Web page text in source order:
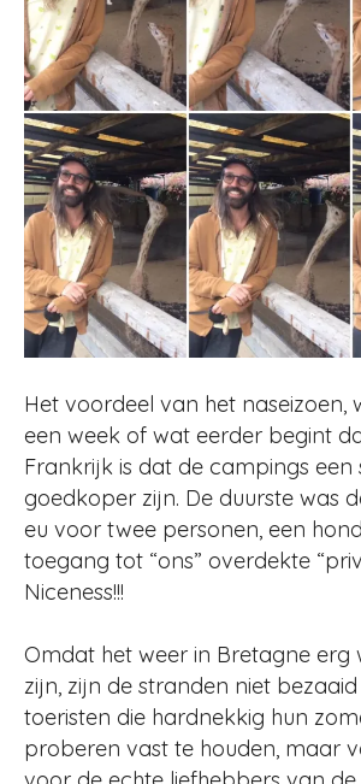
Het voordeel van het naseizoen,
een week of wat eerder begint
Frankrijk is dat de campings een
goedkoper zijn. De duurste was
eu voor twee personen, een
toegang tot “ons” overdekte
Niceness!!!
Omdat het weer in Bretagne erg
zijn, zijn de stranden niet
toeristen die hardnekkig hun
proberen vast te houden, maar